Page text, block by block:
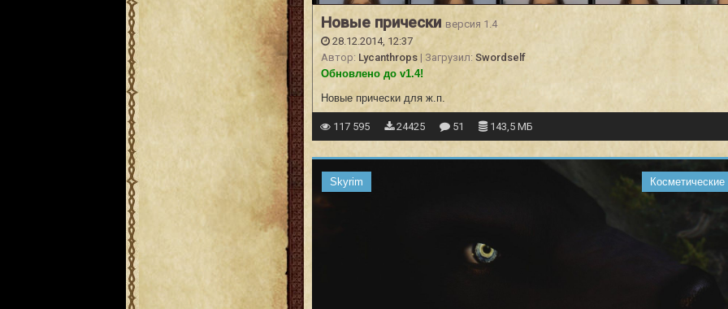
Новые прически версия 1.4
28.12.2014, 12:37
Автор: Lycanthrops | Загрузил: Swordself
Обновлено до v1.4!
Новые прически для ж.п.
117 595 24425 51 143,5 МБ
Skyrim